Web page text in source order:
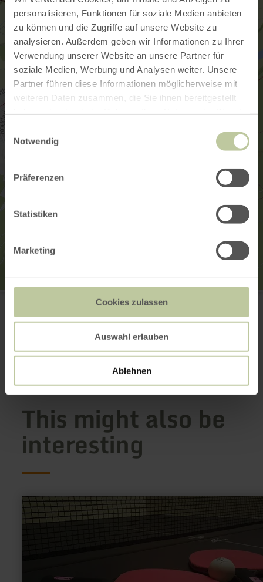
personalisieren, Funktionen für soziale Medien anbieten
zu können und die Zugriffe auf unsere Website zu
analysieren. Außerdem geben wir Informationen zu Ihrer
Verwendung unserer Website an unsere Partner für
soziale Medien, Werbung und Analysen weiter. Unsere
Partner führen diese Informationen möglicherweise mit
weiteren Daten zusammen, die Sie ihnen bereitgestellt
Notwendig
Präferenzen
Statistiken
Marketing
Cookies zulassen
Auswahl erlauben
Ablehnen
Staubecken Obermaubach
Website
Plan your arrival
Show on map
This might also be
interesting
learn
more
about: